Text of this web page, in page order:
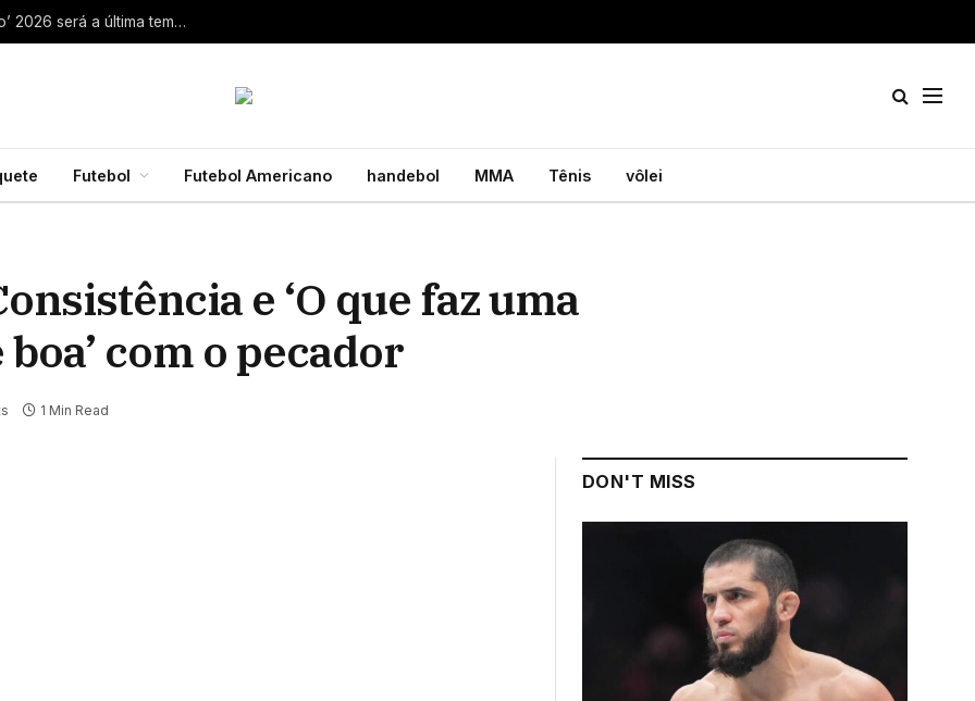
Aaron Rodgers, do Steelers, diz que ‘debate zero’ 2026 será a última temporada da NFL 28 de julho de 2026
Futebol Futebol Americano handebol MMA Tênis vôlei
e ‘O que faz uma
com o pecador
1 Min Read
DON'T MISS